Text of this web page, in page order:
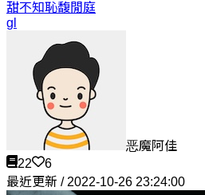
甜不知恥馥閒庭
gl
恶魔阿佳
22
6
最近更新 / 2022-10-26 23:24:00